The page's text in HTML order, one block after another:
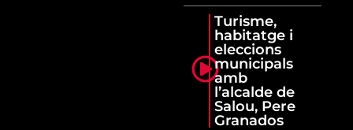
Turisme,
habitatge i
eleccions
municipals
amb
l’alcalde de
Salou, Pere
Granados